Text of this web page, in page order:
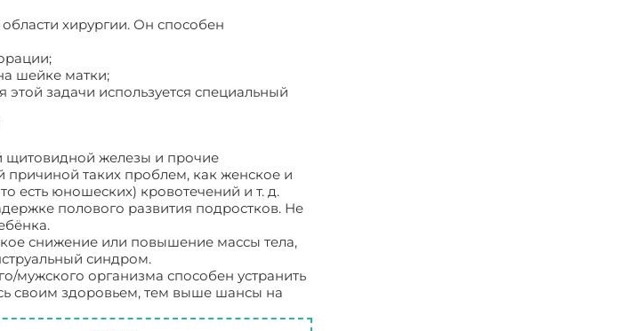
хирургии. Он способен
шейке матки;
задачи используется специальный
щитовидной железы и прочие
причиной таких проблем, как женское и
есть юношеских) кровотечений и т. д.
полового развития подростков. Не
снижение или повышение массы тела,
синдром.
мужского организма способен устранить
своим здоровьем, тем выше шансы на